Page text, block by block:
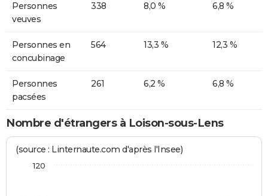
Personnes
veuves
338 8,0 % 6,8 %
Personnes en
concubinage
564 13,3 % 12,3 %
Personnes
pacsées
261 6,2 % 6,8 %
Nombre d'étrangers à Loison-sous-Lens
(source : Linternaute.com d'après l'Insee)
120